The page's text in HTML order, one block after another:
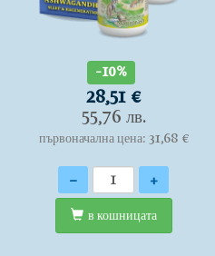
-10%
28,51 €
55,76 лв.
първоначална цена: 31,68 €
Количество
- +
в кошницата